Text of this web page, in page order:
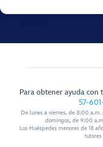
Para obtener ayuda con
57-
De lunes a viernes, de 8:00
domingos, de 9:00
Los Huéspedes menores de 18